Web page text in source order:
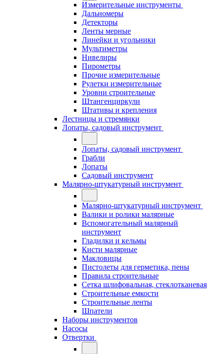
Измерительные инструменты
Дальномеры
Детекторы
Ленты мерные
Линейки и угольники
Мультиметры
Нивелиры
Пирометры
Прочие измерительные
Рулетки измерительные
Уровни строительные
Штангенциркули
Штативы и крепления
Лестницы и стремянки
Лопаты, садовый инструмент
Лопаты, садовый инструмент
Грабли
Лопаты
Садовый инструмент
Малярно-штукатурный инструмент
Малярно-штукатурный инструмент
Валики и ролики малярные
Вспомогательный малярный
инструмент
Гладилки и кельмы
Кисти малярные
Макловицы
Пистолеты для герметика, пены
Правила строительные
Сетка шлифовальная, стеклотканевая
Строительные емкости
Строительные ленты
Шпатели
Наборы инструментов
Насосы
Отвертки